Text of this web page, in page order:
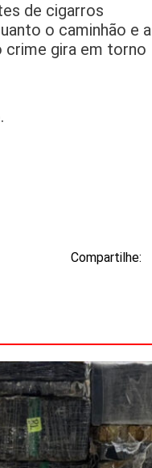
de cigarros
o caminhão e a
crime gira em torno
Compartilhe: